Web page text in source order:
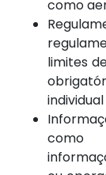
como
limites
como